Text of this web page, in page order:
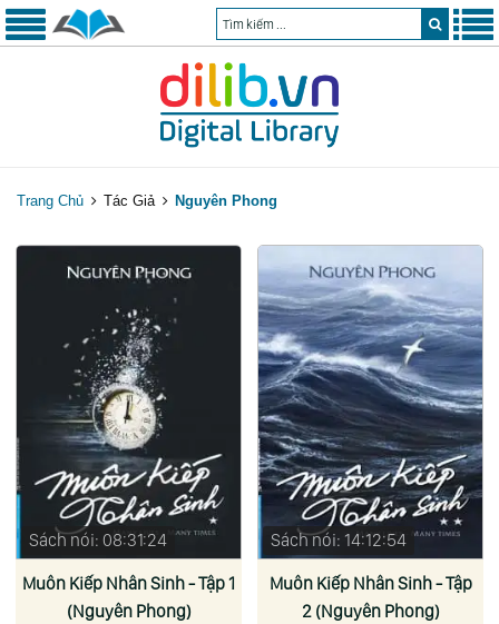
Trang Chủ Tác Giả Nguyên Phong
Sách nói: 08:31:24
Muôn Kiếp Nhân Sinh - Tập 1
(Nguyên Phong)
Sách nói: 14:12:54
Muôn Kiếp Nhân Sinh - Tập
2 (Nguyên Phong)